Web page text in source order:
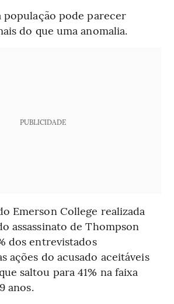
população pode parecer
do que uma anomalia.
PUBLICIDADE
Emerson College realizada
assassinato de Thompson
dos entrevistados
ações do acusado aceitáveis
saltou para 41% na faixa
anos.